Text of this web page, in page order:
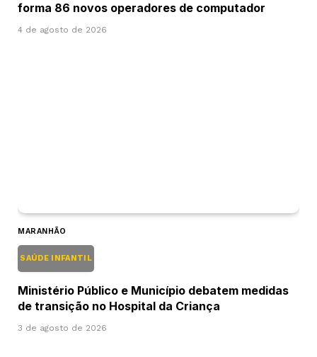
forma 86 novos operadores de computador
4 de agosto de 2026
MARANHÃO
SAÚDE INFANTIL
Ministério Público e Município debatem medidas
de transição no Hospital da Criança
3 de agosto de 2026